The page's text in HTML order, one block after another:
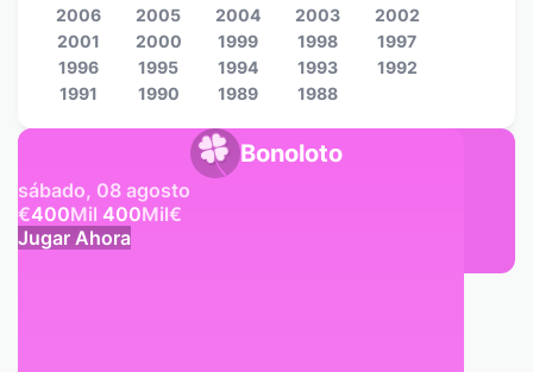
Bonoloto
sábado, 08 agosto
€400Mil 400Mil€
Jugar Ahora
2006
2005 2004 2003
2002
2001
2000 1999 1998
1997
1996
1995 1994 1993
1992
1991
1990 1989 1988